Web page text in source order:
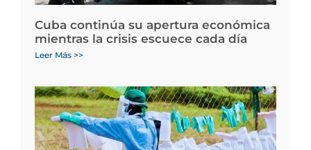
Cuba continúa su apertura económica
mientras la crisis escuece cada día
Leer Más >>